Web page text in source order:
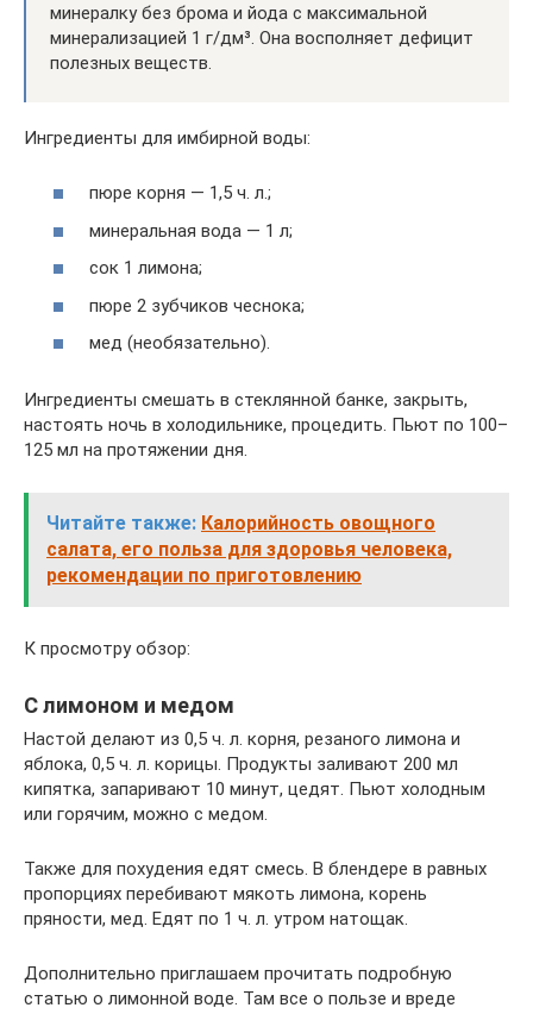
минералку без брома и йода с максимальной
минерализацией 1 г/дм³. Она восполняет дефицит
полезных веществ.
Ингредиенты для имбирной воды:
пюре корня — 1,5 ч. л.;
минеральная вода — 1 л;
сок 1 лимона;
пюре 2 зубчиков чеснока;
мед (необязательно).
Ингредиенты смешать в стеклянной банке, закрыть,
настоять ночь в холодильнике, процедить. Пьют по 100–
125 мл на протяжении дня.
Читайте также: Калорийность овощного
салата, его польза для здоровья человека,
рекомендации по приготовлению
К просмотру обзор:
С лимоном и медом
Настой делают из 0,5 ч. л. корня, резаного лимона и
яблока, 0,5 ч. л. корицы. Продукты заливают 200 мл
кипятка, запаривают 10 минут, цедят. Пьют холодным
или горячим, можно с медом.
Также для похудения едят смесь. В блендере в равных
пропорциях перебивают мякоть лимона, корень
пряности, мед. Едят по 1 ч. л. утром натощак.
Дополнительно приглашаем прочитать подробную
статью о лимонной воде. Там все о пользе и вреде